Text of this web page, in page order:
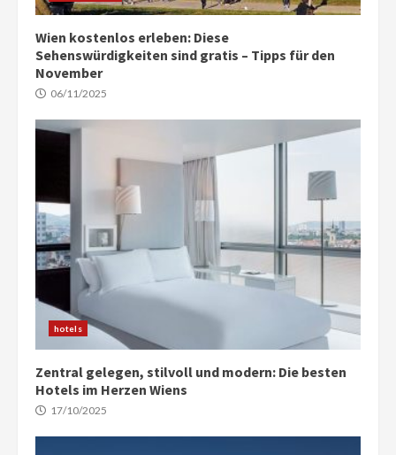
Wien kostenlos erleben: Diese
Sehenswürdigkeiten sind gratis – Tipps für den
November
06/11/2025
hotels
Zentral gelegen, stilvoll und modern: Die besten
Hotels im Herzen Wiens
17/10/2025